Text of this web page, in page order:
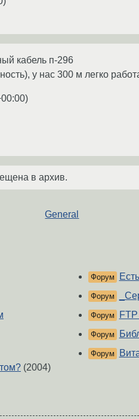
кабель п-296
у нас 300 м легко
)
в архив.
General
(2004)
Форум
Форум
Форум
Форум
Форум